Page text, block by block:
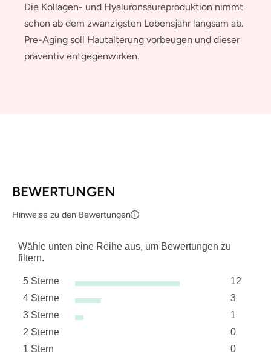
Die Kollagen- und Hyaluronsäureproduktion nimmt
schon ab dem zwanzigsten Lebensjahr langsam ab.
Pre-Aging soll Hautalterung vorbeugen und dieser
präventiv entgegenwirken.
BEWERTUNGEN
Hinweise zu den Bewertungen
Wähle unten eine Reihe aus, um Bewertungen zu
filtern.
5 Sterne Sterne
12
12
4 Sterne Sterne
3
3
3 Sterne Sterne
1
1
2 Sterne
0
0
1 Stern 0